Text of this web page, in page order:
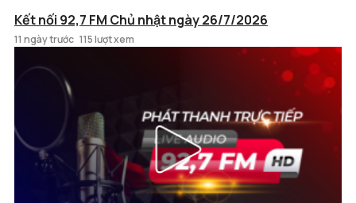
Kết nối 92,7 FM Chủ nhật ngày 26/7/2026
11 ngày trước 115 lượt xem